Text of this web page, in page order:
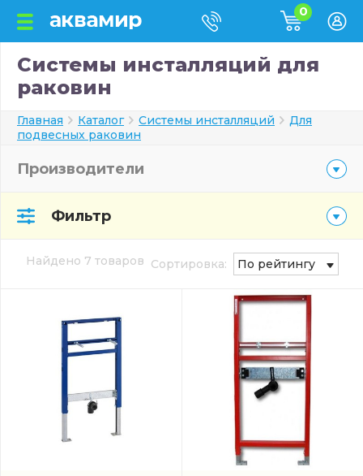
0
Системы инсталляций для
раковин
Главная Каталог Системы инсталляций
Для
подвесных раковин
Производители
Фильтр
Найдено 7 товаров Сортировка: По рейтингу